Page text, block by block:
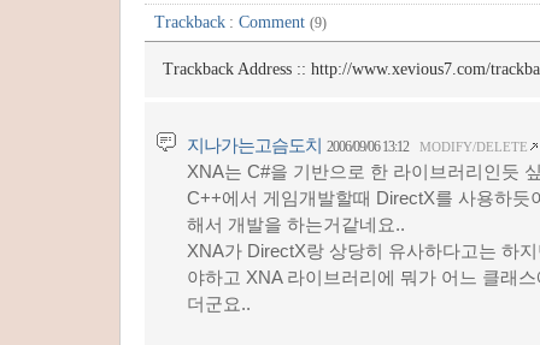
Trackback : Comment (9)
Trackback Address :: http://www.xevious7.com/
지나가는고슴도치 2006/09/06 13:12 MODIFY/DELETE
XNA는 C#을 기반으로 한 라이브러리인듯
C++에서 게임개발할때 DirectX를 사용하듯
해서 개발을 하는거같네요..
XNA가 DirectX랑 상당히 유사하다고는 하
야하고 XNA 라이브러리에 뭐가 어느 클래
더군요..